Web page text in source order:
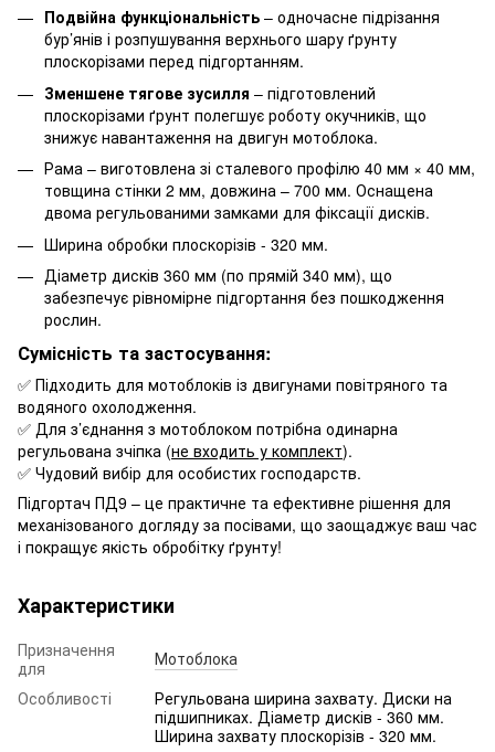
Подвійна функціональність – одночасне підрізання
бур’янів і розпушування верхнього шару ґрунту
плоскорізами перед підгортанням.
Зменшене тягове зусилля – підготовлений
плоскорізами ґрунт полегшує роботу окучників, що
знижує навантаження на двигун мотоблока.
Рама – виготовлена зі сталевого профілю 40 мм × 40 мм,
товщина стінки 2 мм, довжина – 700 мм. Оснащена
двома регульованими замками для фіксації дисків.
Ширина обробки плоскорізів - 320 мм.
Діаметр дисків 360 мм (по прямій 340 мм), що
забезпечує рівномірне підгортання без пошкодження
рослин.
Сумісність та застосування:
✅ Підходить для мотоблоків із двигунами повітряного та
водяного охолодження.
✅ Для з’єднання з мотоблоком потрібна одинарна
регульована зчіпка (не входить у комплект).
✅ Чудовий вибір для особистих господарств.
Підгортач ПД9 – це практичне та ефективне рішення для
механізованого догляду за посівами, що заощаджує ваш час
і покращує якість обробітку ґрунту!
Характеристики
Призначення
для
Мотоблока
Особливості
Регульована ширина захвату. Диски на
підшипниках. Діаметр дисків - 360 мм.
Ширина захвату плоскорізів - 320 мм.